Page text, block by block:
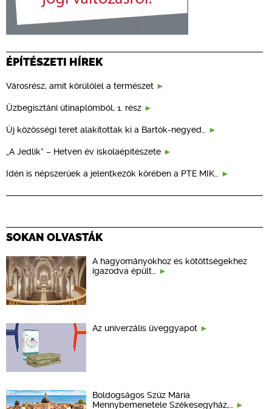
ÉPÍTÉSZETI HÍREK
Városrész, amit körülölel a természet
Üzbegisztáni útinaplómból, 1. rész
Új közösségi teret alakítottak ki a Bartók-negyed…
„A Jedlik” – Hetven év iskolaépítészete
Idén is népszerűek a jelentkezők körében a PTE MIK…
SOKAN OLVASTÁK
A hagyományokhoz és kötöttségekhez
igazodva épült…
Az univerzális üveggyapot
Boldogságos Szűz Mária
Mennybemenetele Székesegyház,…